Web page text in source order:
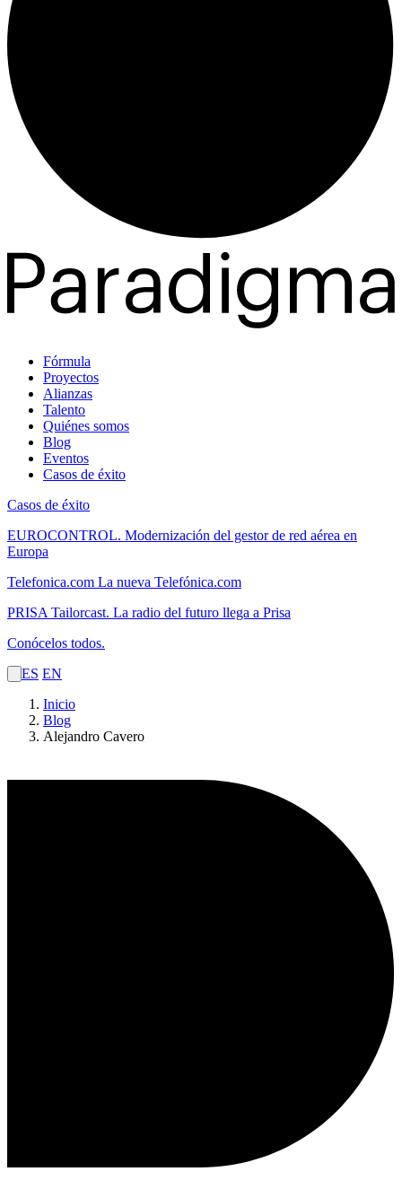
Fórmula
Proyectos
Alianzas
Talento
Quiénes somos
Blog
Eventos
Casos de éxito
Casos de éxito
EUROCONTROL. Modernización del gestor de red aérea en
Europa
Telefonica.com La nueva Telefónica.com
PRISA Tailorcast. La radio del futuro llega a Prisa
Conócelos todos.
ES EN
Inicio
Blog
Alejandro Cavero